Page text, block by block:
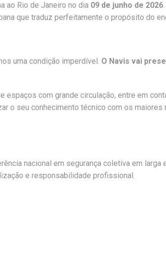
ao Rio de Janeiro no dia 09 de junho de 2026
que traduz perfeitamente o propósito do
uma condição imperdível. O Navis vai
com grande circulação, entre em
o seu conhecimento técnico com os maiores
nacional em segurança coletiva em larga
e responsabilidade profissional.